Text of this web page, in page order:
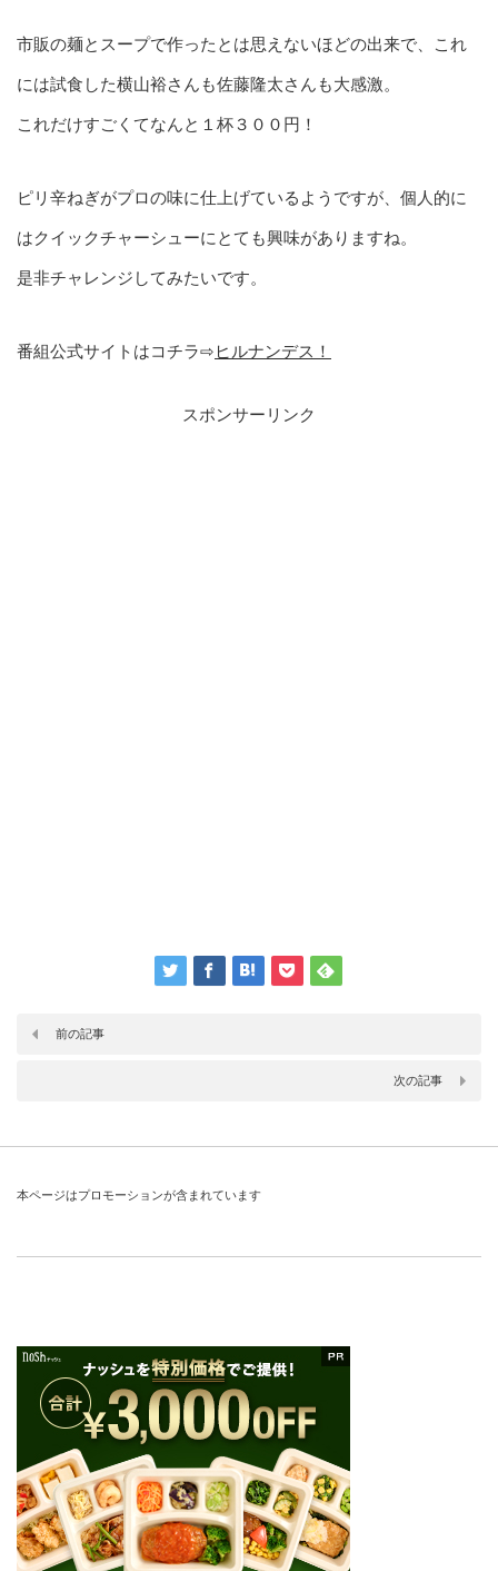
市販の麺とスープで作ったとは思えないほどの出来で、これ
には試食した横山裕さんも佐藤隆太さんも大感激。
これだけすごくてなんと１杯３００円！
ピリ辛ねぎがプロの味に仕上げているようですが、個人的に
はクイックチャーシューにとても興味がありますね。
是非チャレンジしてみたいです。
番組公式サイトはコチラ⇨ ヒルナンデス！
スポンサーリンク
前の記事
次の記事
本ページはプロモーションが含まれています